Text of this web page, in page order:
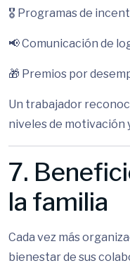
🎖 Programas de
📢 Comunicación de
🎁 Premios por
Un trabajador
niveles de motivación
7.
la familia
Cada vez más
bienestar de sus